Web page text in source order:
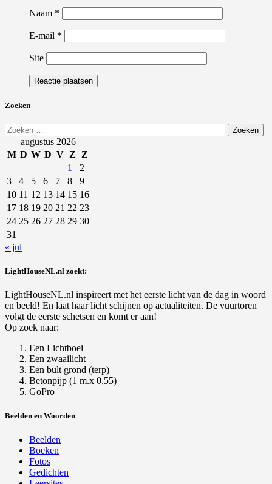
Naam *
E-mail *
Site
Zoeken
Zoeken
naar:augustus 2026
M D W D V Z
Z
1
2
3
4 5 6 7 8
9
10 11 12 13 14 15 16
17 18 19 20 21 22 23
24 25 26 27 28 29 30
31
« jul
LightHouseNL.nl zoekt:
LightHouseNL.nl inspireert met het eerste licht van de dag in woord
en beeld! En laat haar licht schijnen op actualiteiten. De vuurtoren
volgt de eerste schetsen en komt er aan!
Op zoek naar:
Een Lichtboei
Een zwaailicht
Een bult grond (terp)
Betonpijp (1 m.x 0,55)
GoPro
Beelden en Woorden
Beelden
Boeken
Fotos
Gedichten